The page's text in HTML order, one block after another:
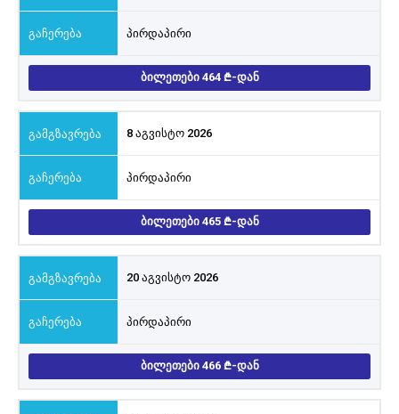
პირდაპირი
ᲑᲘᲚᲔᲗᲔᲑᲘ 464 -ᲓᲐᲜ
8 აგვისტო 2026
პირდაპირი
ᲑᲘᲚᲔᲗᲔᲑᲘ 465 -ᲓᲐᲜ
20 აგვისტო 2026
პირდაპირი
ᲑᲘᲚᲔᲗᲔᲑᲘ 466 -ᲓᲐᲜ